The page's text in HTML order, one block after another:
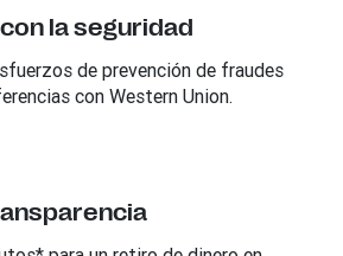
la seguridad
de prevención de fraudes
con Western Union.